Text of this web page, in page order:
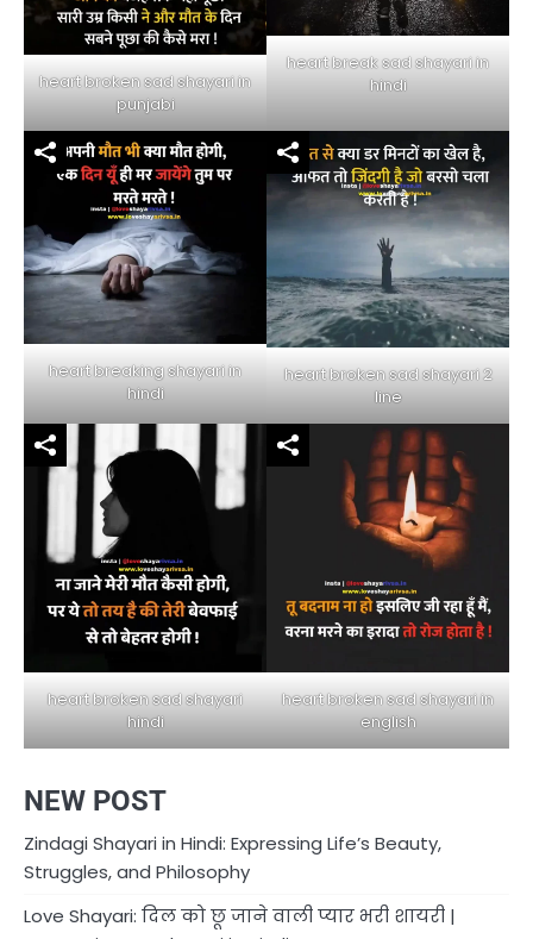
heart broken sad shayari in
punjabi
heart break sad shayari in
hindi
heart breaking shayari in
hindi
heart broken sad shayari 2
line
heart broken sad shayari
hindi
heart broken sad shayari in
english
NEW POST
Zindagi Shayari in Hindi: Expressing Life’s Beauty,
Struggles, and Philosophy
Love Shayari: दिल को छू जाने वाली प्यार भरी शायरी |